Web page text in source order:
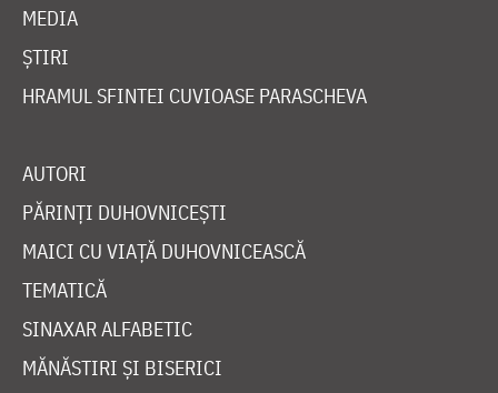
MEDIA
ȘTIRI
HRAMUL SFINTEI CUVIOASE PARASCHEVA
AUTORI
PĂRINȚI DUHOVNICEȘTI
MAICI CU VIAȚĂ DUHOVNICEASCĂ
TEMATICĂ
SINAXAR ALFABETIC
MĂNĂSTIRI ȘI BISERICI